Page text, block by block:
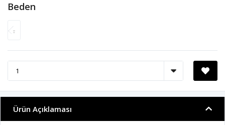
Beden
.
Ürün Açıklaması